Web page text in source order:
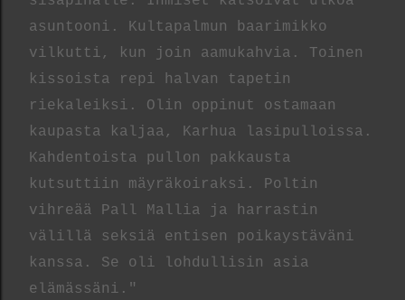
asuntooni. Kultapalmun baarimikko
vilkutti, kun join aamukahvia. Toinen
kissoista repi halvan tapetin
riekaleiksi. Olin oppinut ostamaan
kaupasta kaljaa, Karhua lasipulloissa.
Kahdentoista pullon pakkausta
kutsuttiin mäyräkoiraksi. Poltin
vihreää Pall Mallia ja harrastin
välillä seksiä entisen poikaystäväni
kanssa. Se oli lohdullisin asia
elämässäni."